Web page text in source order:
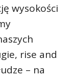
wysokości
rise and
– na